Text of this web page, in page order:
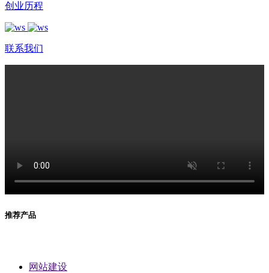
创业历程
联系我们
推荐产品
网站建设